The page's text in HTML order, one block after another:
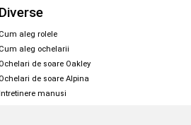
Diverse
Cum aleg rolele
Cum aleg ochelarii
Ochelari de soare Oakley
Ochelari de soare Alpina
manusi